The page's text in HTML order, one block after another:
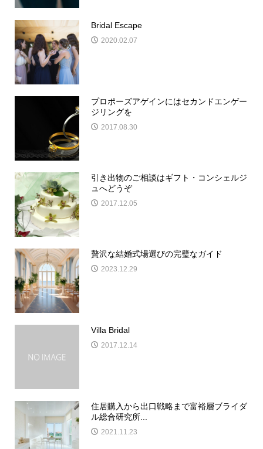
Bridal Escape
2020.02.07
プロポーズアゲインにはセカンドエンゲー
ジリングを
2017.08.30
引き出物のご相談はギフト・コンシェルジ
ュへどうぞ
2017.12.05
贅沢な結婚式場選びの完璧なガイド
2023.12.29
Villa Bridal
2017.12.14
住居購入から出口戦略まで富裕層ブライダ
ル総合研究所...
2021.11.23